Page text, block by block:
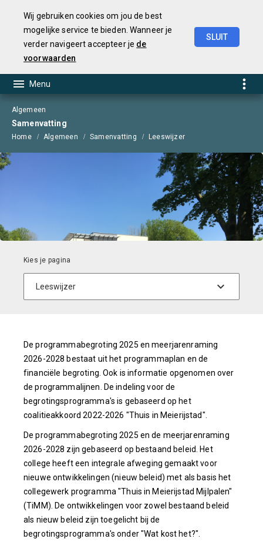
Wij gebruiken cookies om jou de best
mogelijke service te bieden. Wanneer je
verder navigeert accepteer je de
voorwaarden
SLUIT
Algemeen
Samenvatting
Home Algemeen Samenvatting Leeswijzer
De programmabegroting 2025 en meerjarenraming
2026-2028 bestaat uit het programmaplan en de
financiële begroting. Ook is informatie opgenomen over
de programmalijnen. De indeling voor de
begrotingsprogramma's is gebaseerd op het
coalitieakkoord 2022-2026 "Thuis in Meierijstad".
De programmabegroting 2025 en de meerjarenraming
2026-2028 zijn gebaseerd op bestaand beleid. Het
college heeft een integrale afweging gemaakt voor
nieuwe ontwikkelingen (nieuw beleid) met als basis het
collegewerk programma "Thuis in Meierijstad Mijlpalen"
(TiMM). De ontwikkelingen voor zowel bestaand beleid
als nieuw beleid zijn toegelicht bij de
begrotingsprogramma's onder "Wat kost het?".